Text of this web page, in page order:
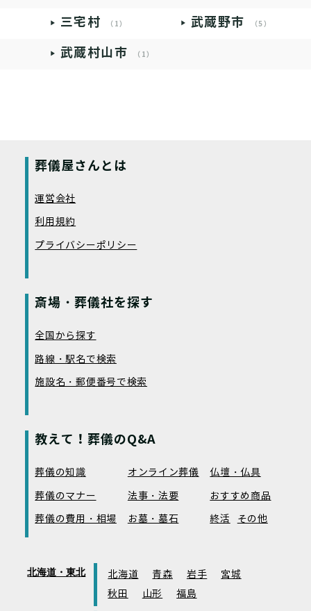
三宅村 （1） 武蔵野市 （5）
武蔵村山市 （1）
葬儀屋さんとは
運営会社
利用規約
プライバシーポリシー
斎場・葬儀社を探す
全国から探す
路線・駅名で検索
施設名・郵便番号で検索
教えて！葬儀のQ&A
葬儀の知識 オンライン葬儀
仏壇・仏具
葬儀のマナー
法事・法要
おすすめ商品
葬儀の費用・相場
お墓・墓石 終活 その他
北海道・東北 北海道 青森 岩手
宮城
秋田
山形 福島